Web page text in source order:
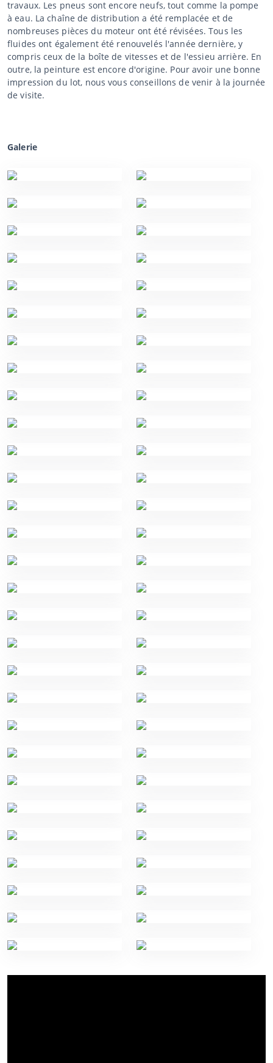
travaux. Les pneus sont encore neufs, tout comme la pompe
à eau. La chaîne de distribution a été remplacée et de
nombreuses pièces du moteur ont été révisées. Tous les
fluides ont également été renouvelés l'année dernière, y
compris ceux de la boîte de vitesses et de l'essieu arrière. En
outre, la peinture est encore d'origine. Pour avoir une bonne
impression du lot, nous vous conseillons de venir à la journée
de visite.
Galerie